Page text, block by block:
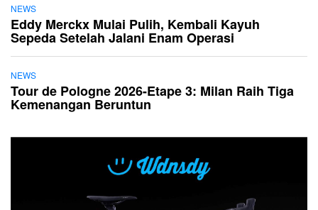
NEWS
Eddy Merckx Mulai Pulih, Kembali Kayuh
Sepeda Setelah Jalani Enam Operasi
NEWS
Tour de Pologne 2026-Etape 3: Milan Raih Tiga
Kemenangan Beruntun